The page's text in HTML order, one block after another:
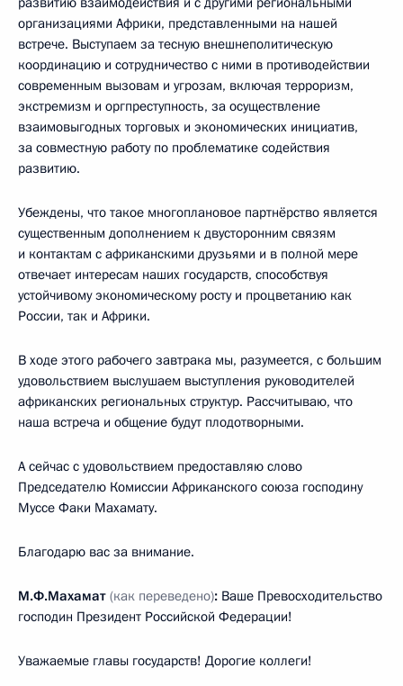
организациями Африки, представленными на нашей
встрече. Выступаем за тесную внешнеполитическую
координацию и сотрудничество с ними в противодействии
современным вызовам и угрозам, включая терроризм,
экстремизм и оргпреступность, за осуществление
взаимовыгодных торговых и экономических инициатив,
за совместную работу по проблематике содействия
развитию.
Убеждены, что такое многоплановое партнёрство является
существенным дополнением к двусторонним связям
и контактам с африканскими друзьями и в полной мере
отвечает интересам наших государств, способствуя
устойчивому экономическому росту и процветанию как
России, так и Африки.
В ходе этого рабочего завтрака мы, разумеется, с большим
удовольствием выслушаем выступления руководителей
африканских региональных структур. Рассчитываю, что
наша встреча и общение будут плодотворными.
А сейчас с удовольствием предоставляю слово
Председателю Комиссии Африканского союза господину
Муссе Факи Махамату.
Благодарю вас за внимание.
М.Ф.Махамат (как переведено): Ваше Превосходительство
господин Президент Российской Федерации!
Уважаемые главы государств! Дорогие коллеги!